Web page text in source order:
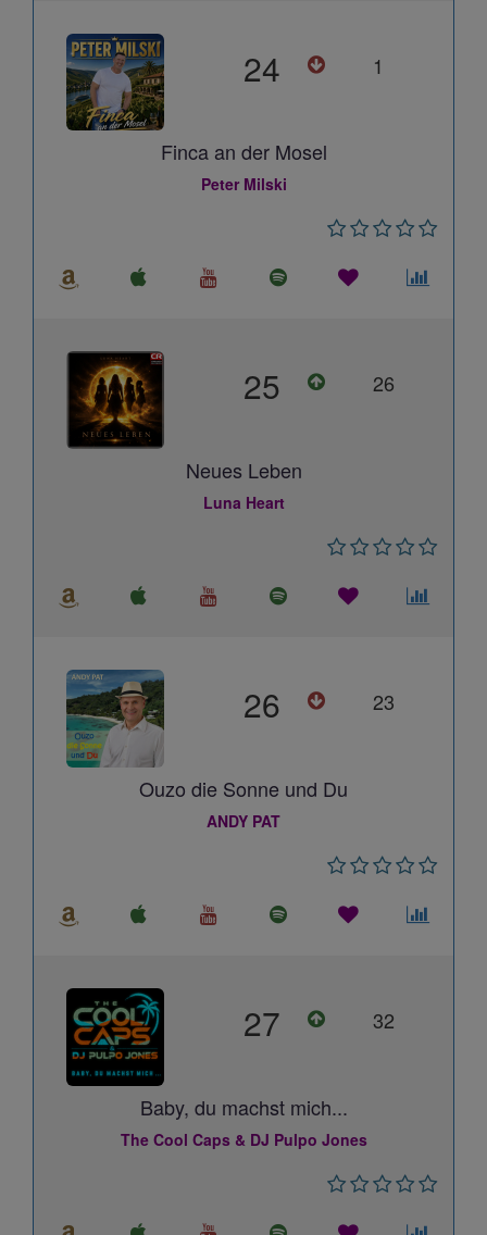
24 1
Finca an der Mosel
Peter Milski
25 26
Neues Leben
Luna Heart
26 23
Ouzo die Sonne und Du
ANDY PAT
27 32
Baby, du machst mich...
The Cool Caps & DJ Pulpo Jones